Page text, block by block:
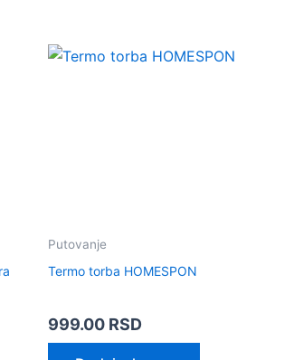
Putovanje
Termo torba HOMESPON
999.00 RSD